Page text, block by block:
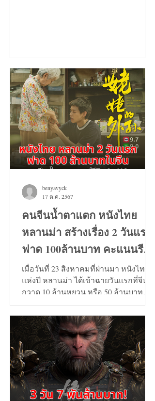
คนจีนน้ำตาแตก หนังไทย
หลานม่า สร้างเรื่อง 2 วันแรก
ฟาด 100ล้านบาท คะแนนรีวิว
9+
เมื่อวันที่ 23 สิงหาคมที่ผ่านมา หนังไทย
แห่งปี หลานม่า ได้เข้าฉายวันแรกที่จีน
กวาด 10 ล้านหยวน หรือ 50 ล้านบาท
และวันที่ 24 สิงหาคมทะลุ...
benyavyck
17 ต.ค. 2567